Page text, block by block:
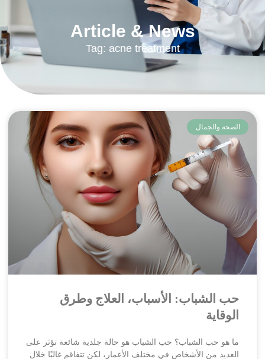
Article & News
Tag: acne treatment
الصحة والجمال
حب الشباب: الأسباب، العلاج وطرق
الوقاية
ما هو حب الشباب؟ حب الشباب هو حالة جلدية شائعة تؤثر على
العديد من الأشخاص في مختلف الأعمار، لكن تتفاقم غالبًا خلال